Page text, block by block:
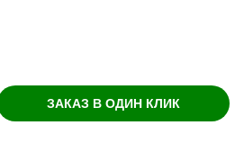
ЗАКАЗ В ОДИН КЛИК